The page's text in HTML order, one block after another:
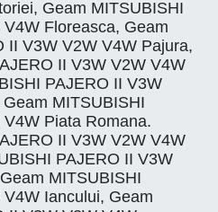
Geam MITSUBISHI
Floreasca, Geam
II V3W V2W V4W Pajura,
II V3W V2W V4W
PAJERO II V3W
MITSUBISHI
Piata Romana.
II V3W V2W V4W
PAJERO II V3W
MITSUBISHI
Iancului, Geam